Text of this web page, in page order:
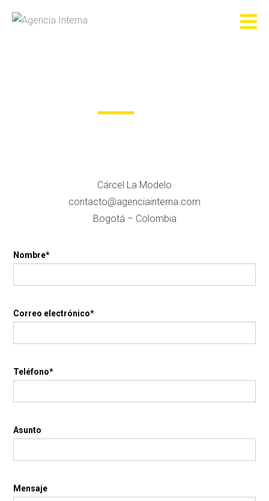
Cárcel La Modelo
contacto@agenciainterna.com
Bogotá – Colombia
Nombre*
Correo electrónico*
Teléfono*
Asunto
Mensaje